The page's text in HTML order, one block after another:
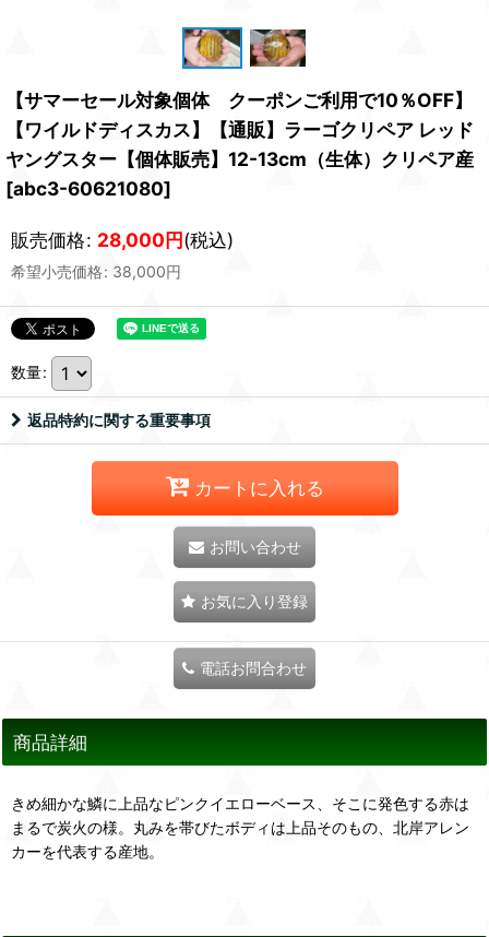
【サマーセール対象個体 クーポンご利用で10％OFF】
【ワイルドディスカス】【通販】ラーゴクリペア レッド
ヤングスター【個体販売】12-13cm（生体）クリペア産
[abc3-60621080]
販売価格: 28,000円(税込)
希望小売価格: 38,000円
数量:
返品特約に関する重要事項
カートに入れる
お問い合わせ
お気に入り登録
電話お問合わせ
商品詳細
きめ細かな鱗に上品なピンクイエローベース、そこに発色する赤は
まるで炭火の様。丸みを帯びたボディは上品そのもの、北岸アレン
カーを代表する産地。